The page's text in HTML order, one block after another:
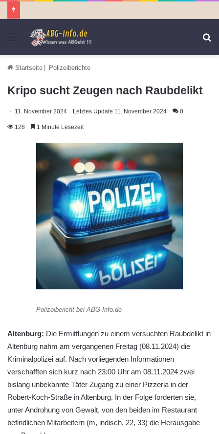
Menü
Startseite | Polizeiberichte
Kripo sucht Zeugen nach Raubdelikt
11. November 2024 Letztes Update 11. November 2024 0
128 1 Minute Lesezeit
Polizeibericht bei ABG-Info.de
Altenburg: Die Ermittlungen zu einem versuchten Raubdelikt in
Altenburg nahm am vergangenen Freitag (08.11.2024) die
Kriminalpolizei auf. Nach vorliegenden Informationen
verschafften sich kurz nach 23:00 Uhr am 08.11.2024 zwei
bislang unbekannte Täter Zugang zu einer Pizzeria in der
Robert-Koch-Straße in Altenburg. In der Folge forderten sie,
unter Androhung von Gewalt, von den beiden im Restaurant
befindlichen Mitarbeitern (m, indisch, 22, 33) die Herausgabe